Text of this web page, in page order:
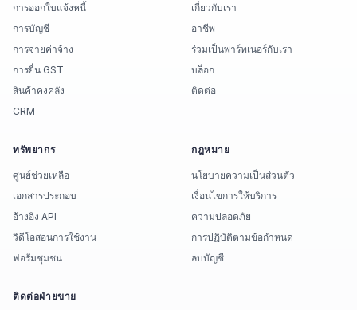
การออกใบแจ้งหนี้
การบัญชี
การจ่ายค่าจ้าง
การยื่น GST
สินค้าคงคลัง
CRM
เกี่ยวกับเรา
อาชีพ
ร่วมเป็นพาร์ทเนอร์กับเรา
บล็อก
ติดต่อ
ทรัพยากร
ศูนย์ช่วยเหลือ
เอกสารประกอบ
อ้างอิง API
วิดีโอสอนการใช้งาน
ฟอรัมชุมชน
กฎหมาย
นโยบายความเป็นส่วนตัว
เงื่อนไขการให้บริการ
ความปลอดภัย
การปฏิบัติตามข้อกำหนด
ลบบัญชี
ติดต่อฝ่ายขาย